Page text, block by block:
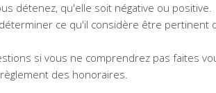
détenez, qu'elle soit négative ou positive.
ce qu'il considère être
si vous ne comprendrez pas faites
des honoraires.